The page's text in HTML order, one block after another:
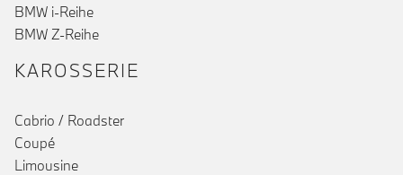
BMW i-Reihe
BMW Z-Reihe
KAROSSERIE
Cabrio / Roadster
Coupé
Limousine